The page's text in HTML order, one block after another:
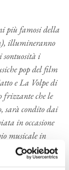
più famosi della
illumineranno
i
pop del film
e La Volpe di
frizzante che le
sarà condito dai
in occasione
musicale in